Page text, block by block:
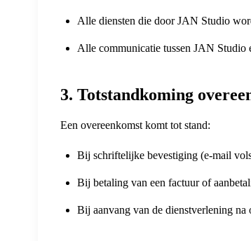
Alle diensten die door JAN Studio
Alle communicatie tussen JAN Studio
3. Totstandkoming
Een overeenkomst komt tot stand:
Bij schriftelijke bevestiging (e-mail
Bij betaling van een factuur of
Bij aanvang van de dienstverlening na